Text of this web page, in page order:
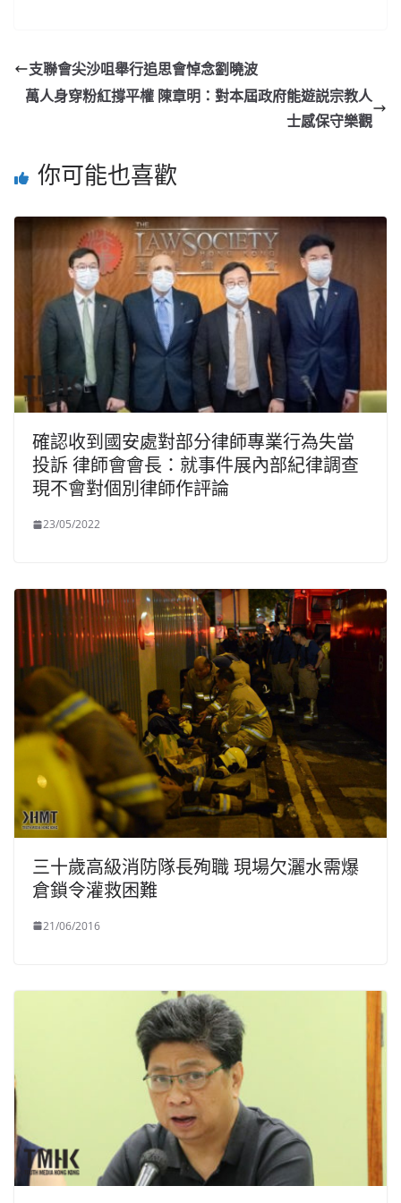
支聯會尖沙咀舉行追思會悼念劉曉波
萬人身穿粉紅撐平權 陳章明：對本屆政府能遊説宗教人
士感保守樂觀
你可能也喜歡
確認收到國安處對部分律師專業行為失當
投訴 律師會會長：就事件展內部紀律調查
現不會對個別律師作評論
23/05/2022
三十歲高級消防隊長殉職 現場欠灑水需爆
倉鎖令灌救困難
21/06/2016